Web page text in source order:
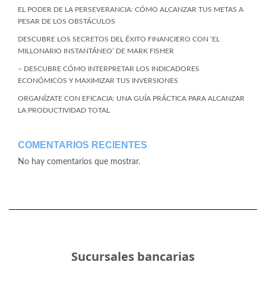
EL PODER DE LA PERSEVERANCIA: CÓMO ALCANZAR TUS METAS A
PESAR DE LOS OBSTÁCULOS
DESCUBRE LOS SECRETOS DEL ÉXITO FINANCIERO CON ‘EL
MILLONARIO INSTANTÁNEO’ DE MARK FISHER
– DESCUBRE CÓMO INTERPRETAR LOS INDICADORES
ECONÓMICOS Y MAXIMIZAR TUS INVERSIONES
ORGANÍZATE CON EFICACIA: UNA GUÍA PRÁCTICA PARA ALCANZAR
LA PRODUCTIVIDAD TOTAL
COMENTARIOS RECIENTES
No hay comentarios que mostrar.
Sucursales bancarias